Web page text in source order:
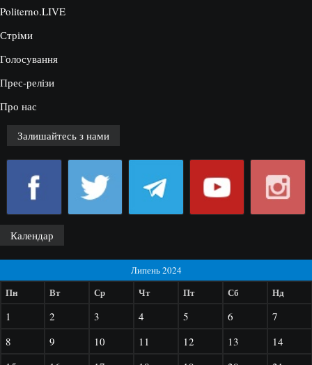
Politerno.LIVE
Стріми
Голосування
Прес-релізи
Про нас
Залишайтесь з нами
Календар
Липень 2024
Пн Вт Ср Чт Пт Сб Нд
1 2 3 4 5 6
7
8
9 10 11 12 13
14